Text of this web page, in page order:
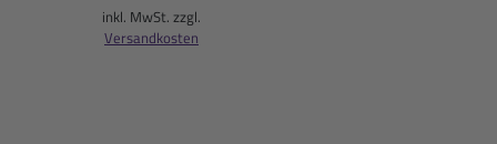
inkl. MwSt. zzgl.
Versandkosten